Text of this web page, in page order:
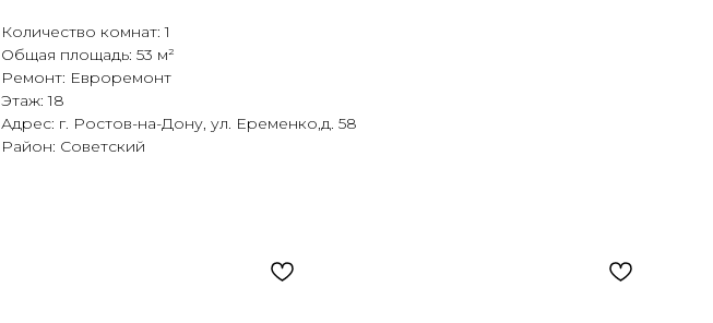
Количество комнат: 1
Общая площадь: 53 м²
Ремонт: Евроремонт
Этаж: 18
Адрес: г. Ростов-на-Дону, ул. Еременко,д. 58
Район: Советский